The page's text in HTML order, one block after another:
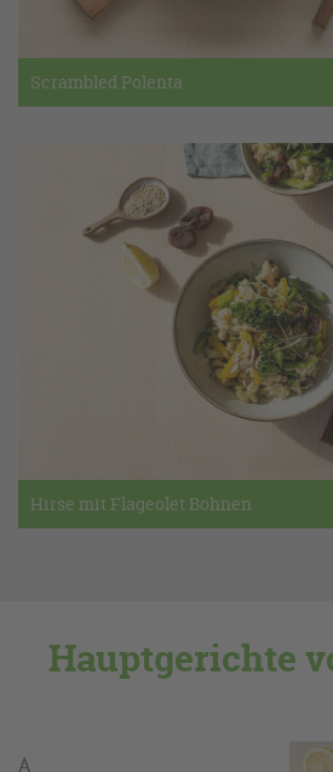
Scrambled Polenta
Hirse mit Flageolet Bohnen
Hauptgerichte
A